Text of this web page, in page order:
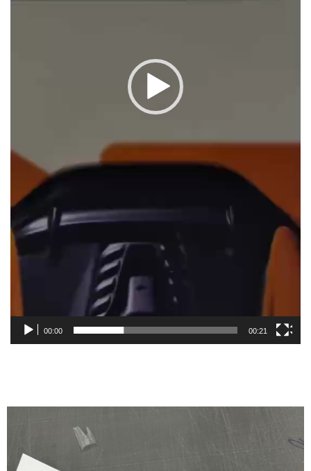
00:00 00:21